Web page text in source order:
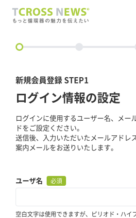
circle
新規会員登録 STEP1
ログイン情報の設定
ログインに使用するユーザー名、メー
ドをご設定ください。
送信後、入力いただいたメールアドレ
案内メールをお送りいたします。
ユーザ名 必須
空白文字は使用できますが、ピリオド・ハイ